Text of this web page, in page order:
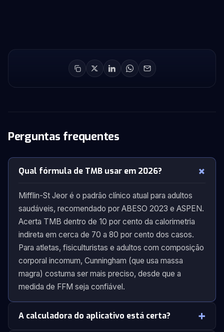
Perguntas frequentes
Qual fórmula de TMB usar em 2026?
Mifflin-St Jeor é o padrão clínico atual para adultos
saudáveis, recomendado por ABESO 2023 e ASPEN.
Acerta TMB dentro de 10 por cento da calorimetria
indireta em cerca de 70 a 80 por cento dos casos.
Para atletas, fisiculturistas e adultos com composição
corporal incomum, Cunningham (que usa massa
magra) costuma ser mais preciso, desde que a
medida de FFM seja confiável.
A calculadora do aplicativo está certa?